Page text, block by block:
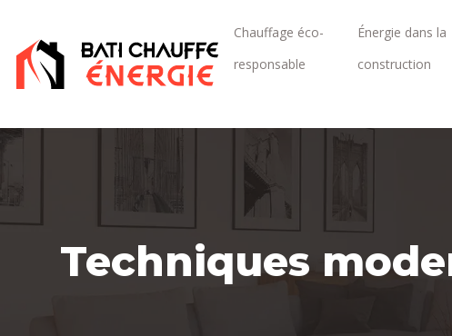
Chauffage éco-
responsable
Énergie dans la
construction
Techniques